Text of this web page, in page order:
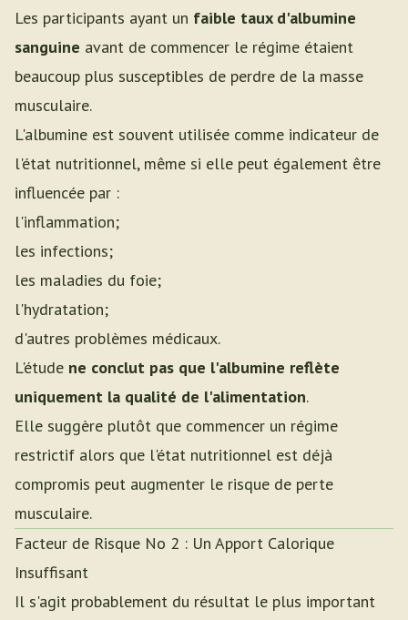
Les participants ayant un faible taux d'albumine
sanguine avant de commencer le régime étaient
beaucoup plus susceptibles de perdre de la masse
musculaire.
L'albumine est souvent utilisée comme indicateur de
l'état nutritionnel, même si elle peut également être
influencée par :
l'inflammation;
les infections;
les maladies du foie;
l'hydratation;
d'autres problèmes médicaux.
L'étude ne conclut pas que l'albumine reflète
uniquement la qualité de l'alimentation.
Elle suggère plutôt que commencer un régime
restrictif alors que l'état nutritionnel est déjà
compromis peut augmenter le risque de perte
musculaire.
Facteur de Risque No 2 : Un Apport Calorique
Insuffisant
Il s'agit probablement du résultat le plus important